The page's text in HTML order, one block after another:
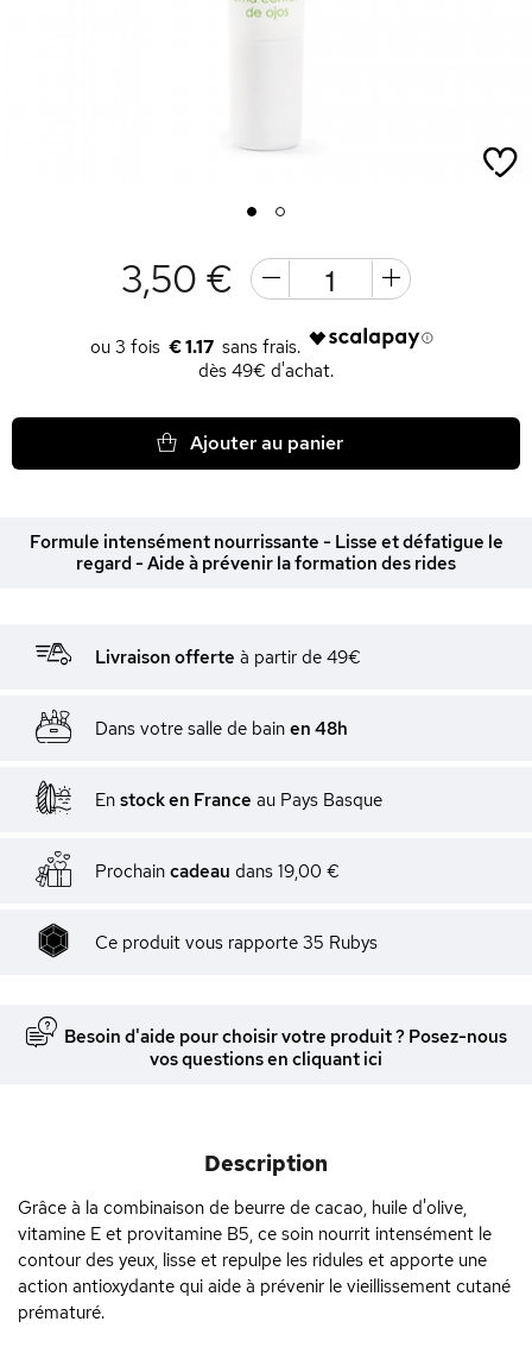
1 2
3,50 €
€ 1.17
dès 49€ d'achat.
Ajouter au panier
Formule intensément nourrissante - Lisse et défatigue le
regard - Aide à prévenir la formation des rides
Livraison offerte à partir de 49€
Dans votre salle de bain en 48h
En stock en France au Pays Basque
Prochain cadeau dans 19,00 €
Ce produit vous rapporte 35 Rubys
Besoin d'aide pour choisir votre produit ? Posez-nous
vos questions en cliquant ici
Description
Grâce à la combinaison de beurre de cacao, huile d'olive,
vitamine E et provitamine B5, ce soin nourrit intensément le
contour des yeux, lisse et repulpe les ridules et apporte une
action antioxydante qui aide à prévenir le vieillissement cutané
prématuré.